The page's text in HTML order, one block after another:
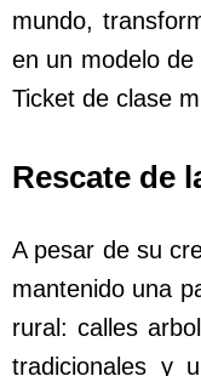
mundo,
en un modelo
Ticket de clase
Rescate de
A pesar de su
mantenido una
rural: calles
tradicionales y